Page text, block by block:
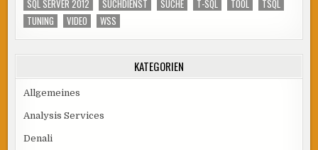
SQL SERVER 2012
SUCHDIENST SUCHE T-SQL TOOL
TSQL
TUNING
VIDEO WSS
KATEGORIEN
Allgemeines
Analysis Services
Denali